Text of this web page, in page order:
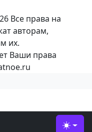
Все права на
авторам,
их.
Ваши права